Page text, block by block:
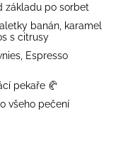
základu po sorbet
banán, karamel
s citrusy
Espresso
pekaře 🥐
všeho pečení